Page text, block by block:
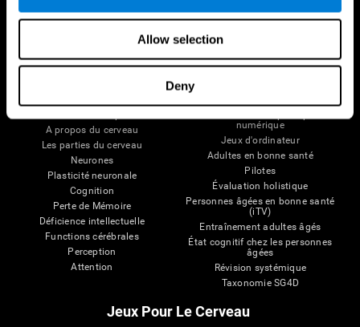
Allow selection
Deny
Nous suivre
A propos du cerveau
Les parties du cerveau
Neurones
Plasticité neuronale
Cognition
Perte de Mémoire
Déficience intellectuelle
Functions cérébrales
Perception
Attention
numérique
Jeux d'ordinateur
Adultes en bonne santé
Pilotes
Évaluation holistique
Personnes âgées en bonne santé
(iTV)
Entraînement adultes âgés
État cognitif chez les personnes
âgées
Révision systémique
Taxonomie SG4D
Jeux Pour Le Cerveau